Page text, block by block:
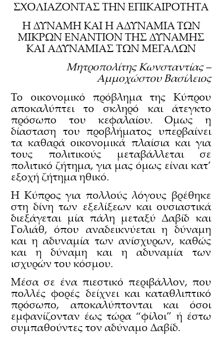
ΣΧΟΛΙΑΖΟΝΤΑΣ ΤΗΝ ΕΠΙΚΑΙΡΟΤΗΤΑ
Η ΔΥΝΑΜΗ ΚΑΙ Η ΑΔΥΝΑΜΙΑ ΤΩΝ
ΜΙΚΡΩΝ ΕΝΑΝΤΙΟΝ ΤΗΣ ΔΥΝΑΜΗΣ
ΚΑΙ ΑΔΥΝΑΜΙΑΣ ΤΩΝ ΜΕΓΑΛΩΝ
Μητροπολίτης Κωνσταντίας –
Αμμοχώστου Βασίλειος
Το οικονομικό πρόβλημα της Κύπρου
αποκαλύπτει το σκληρό και άτεγκτο
πρόσωπο του κεφαλαίου. Ομως η
δίασταση του προβλήματος υπερβαίνει
τα καθαρά οικονομικά πλαίσια και για
τους πολιτικούς μεταβάλλεται σε
πολιτικό ζήτημα, για μας όμως είναι κατ’
εξοχή ζήτημα ηθικό.
Η Κύπρος για πολλούς λόγους βρέθηκε
στη δίνη των εξελίξεων και ουσιαστικά
διεξάγεται μία πάλη μεταξύ Δαβίδ και
Γολιάθ, όπου αναδεικνύεται η δύναμη
και η αδυναμία των ανίσχυρων, καθώς
και η δύναμη και η αδυναμία των
ισχυρών του κόσμου.
Μέσα σε ένα πιεστικό περιβάλλον, που
πολλές φορές δείχνει και καταθλιπτικό
πρόσωπο, αποκαλύπτονται και όσοι
εμφανίζονταν έως τώρα “φίλοι” ή έστω
συμπαθούντες τον αδύναμο Δαβίδ.